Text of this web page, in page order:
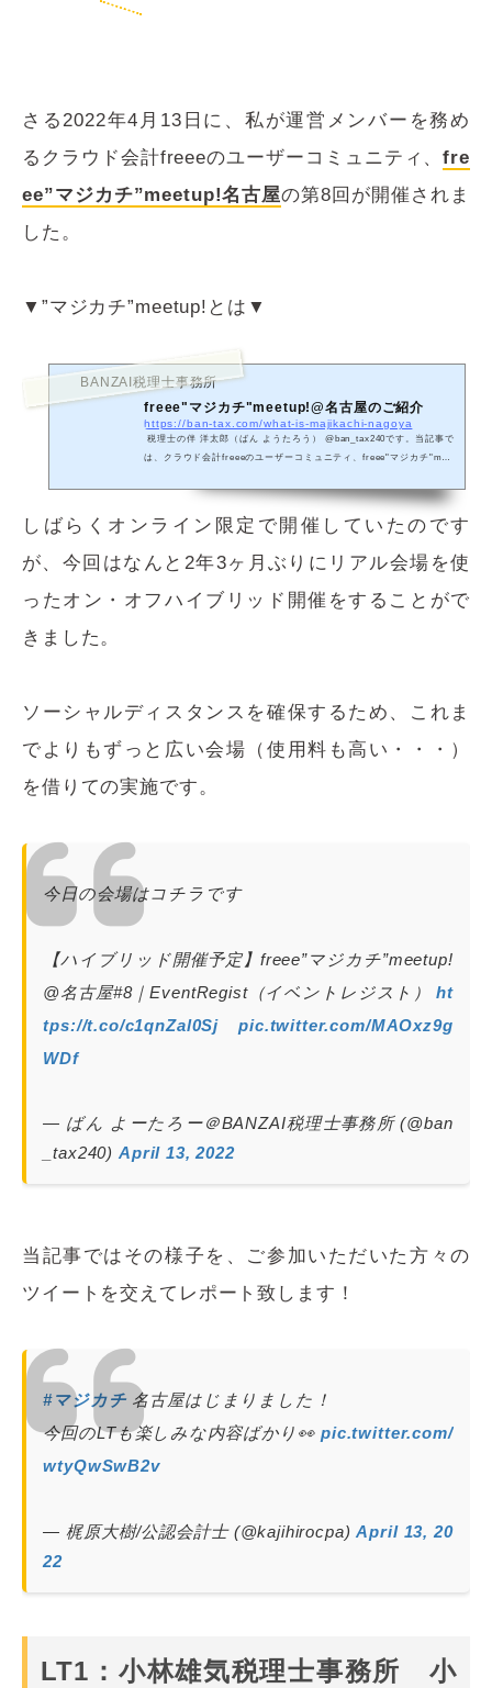
さる2022年4月13日に、私が運営メンバーを務め
るクラウド会計freeeのユーザーコミュニティ、fre
ee”マジカチ”meetup!名古屋の第8回が開催されま
した。
▼”マジカチ”meetup!とは▼
BANZAI税理士事務所
freee"マジカチ"meetup!@名古屋のご紹介
https://ban-tax.com/what-is-majikachi-nagoya
税理士の伴 洋太郎（ばん ようたろう） @ban_tax240です。当記事で
は、クラウド会計freeeのユーザーコミュニティ、freee"マジカチ"meet
しばらくオンライン限定で開催していたのです
が、今回はなんと2年3ヶ月ぶりにリアル会場を使
ったオン・オフハイブリッド開催をすることがで
きました。
ソーシャルディスタンスを確保するため、これま
でよりもずっと広い会場（使用料も高い・・・）
を借りての実施です。
今日の会場はコチラです
【ハイブリッド開催予定】freee”マジカチ”meetup!
@名古屋#8｜EventRegist（イベントレジスト） ht
tps://t.co/c1qnZal0Sj
pic.twitter.com/MAOxz9g
WDf
— ばん よーたろー＠BANZAI税理士事務所 (@ban
_tax240) April 13, 2022
当記事ではその様子を、ご参加いただいた方々の
ツイートを交えてレポート致します！
#マジカチ 名古屋はじまりました！
今回のLTも楽しみな内容ばかり👀pic.twitter.com/
wtyQwSwB2v
— 梶原大樹/公認会計士 (@kajihirocpa)April 13, 20
22
LT1：小林雄気税理士事務所 小